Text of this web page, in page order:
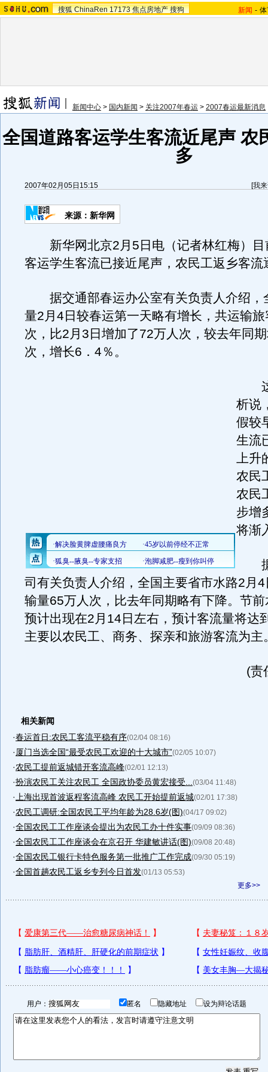
搜狐 ChinaRen 17173 焦点房地产 搜狗 新闻 -
新闻中心 > 国内新闻 > 关注2007年春运 > 2007春运最新消息
全国道路客运学生客流近尾声 农
多
2007年02月05日15:15 [我
来源：新华网
新华网北京2月5日电（记者林红梅）目
客运学生客流已接近尾声，农民工返乡客流
据交通部春运办公室有关负责人介绍，
量2月4日较春运第一天略有增长，共运输
次，比2月3日增加了72万人次，较去年同
次，增长6．4％。
这
析说
假较
生流
上升
农民
农民
步增
将渐
据
司有关负责人介绍，全国主要省市水路2月
输量65万人次，比去年同期略有下降。节
预计出现在2月14日左右，预计客流量将达
主要以农民工、商务、探亲和旅游客流为主
(责
相关新闻
·春运首日:农民工客流平稳有序(02/04 08:16)
· 厦门当选全国“最受农民工欢迎的十大城市”(02/05 10:07)
·农民工提前返城错开客流高峰(02/01 12:13)
·扮演农民工关注农民工 全国政协委员黄宏接受... (03/04 11:48)
· 上海出现首波返程客流高峰 农民工开始提前返城(02/01 17:38)
·农民工调研:全国农民工平均年龄为28.6岁(图)(04/17 09:02)
·全国农民工工作座谈会提出为农民工办十件实事(09/09 08:36)
·全国农民工工作座谈会在京召开 华建敏讲话(图)(09/08 20:48)
·全国农民工银行卡特色服务第一批推广工作完成(09/30 05:19)
·全国首趟农民工返乡专列今日首发(01/13 05:53)
更多>>
用户： 匿名 隐藏地址 设为辩论话题